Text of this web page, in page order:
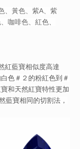
、黃色、紫A、紫
咖啡色、紅色、
紅藍寶相似度高達
色＃２的粉紅色到＃
和天然紅寶特性更加
藍寶相同的切割法，